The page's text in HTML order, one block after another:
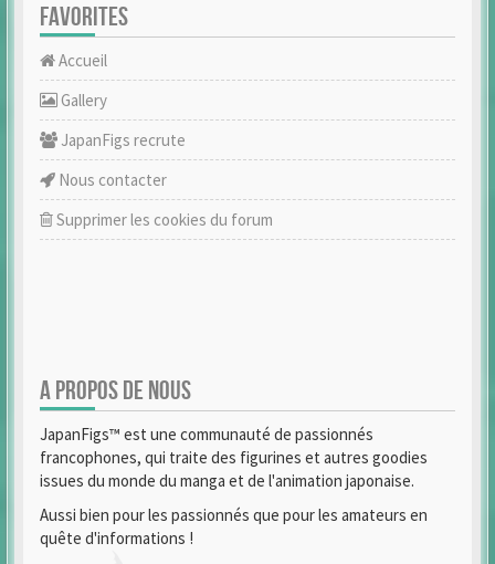
FAVORITES
Accueil
Gallery
JapanFigs recrute
Nous contacter
Supprimer les cookies du forum
A PROPOS DE NOUS
JapanFigs™ est une communauté de passionnés
francophones, qui traite des figurines et autres goodies
issues du monde du manga et de l'animation japonaise.
Aussi bien pour les passionnés que pour les amateurs en
quête d'informations !